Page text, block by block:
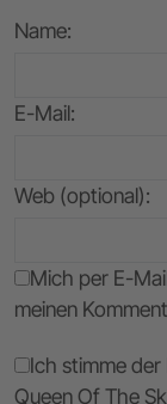
Name:
E-Mail:
Web (optional):
Mich per E-
meinen
Ich stimme
Queen Of The